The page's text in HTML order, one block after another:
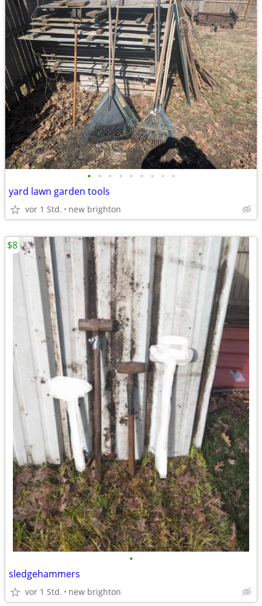
• • • • • • • • •
yard lawn garden tools
vor 1 Std. new brighton
•
sledgehammers
vor 1 Std. new brighton
$8